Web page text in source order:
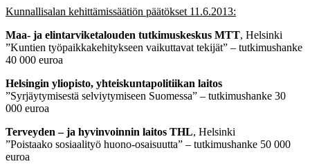
Kunnallisalan kehittämissäätiön päätökset 11.6.2013:
Maa- ja elintarviketalouden tutkimuskeskus MTT, Helsinki
”Kuntien työpaikkakehitykseen vaikuttavat tekijät” – tutkimushanke
40 000 euroa
Helsingin yliopisto, yhteiskuntapolitiikan laitos
”Syrjäytymisestä selviytymiseen Suomessa” – tutkimushanke 30
000 euroa
Terveyden – ja hyvinvoinnin laitos THL, Helsinki
”Poistaako sosiaalityö huono-osaisuutta” – tutkimushanke 50 000
euroa